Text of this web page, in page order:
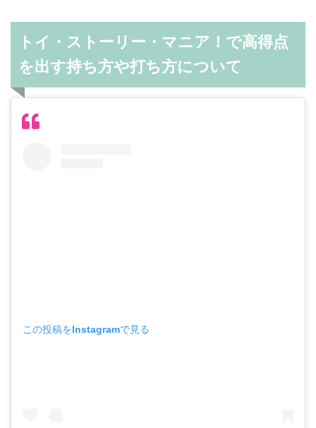
トイ・ストーリー・マニア！で高得点
を出す持ち方や打ち方について
この投稿をInstagramで見る